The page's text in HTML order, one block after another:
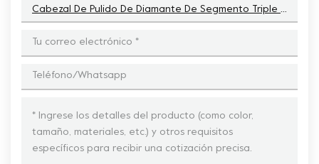
Cabezal De Pulido De Diamante De Segmento Triple D Para Amoladoras De Piso Diamatic